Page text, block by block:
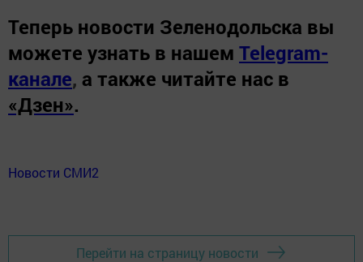
Теперь новости Зеленодольска вы
можете узнать в нашем Telegram-
канале, а также читайте нас в
«Дзен».
Новости СМИ2
Перейти на страницу новости